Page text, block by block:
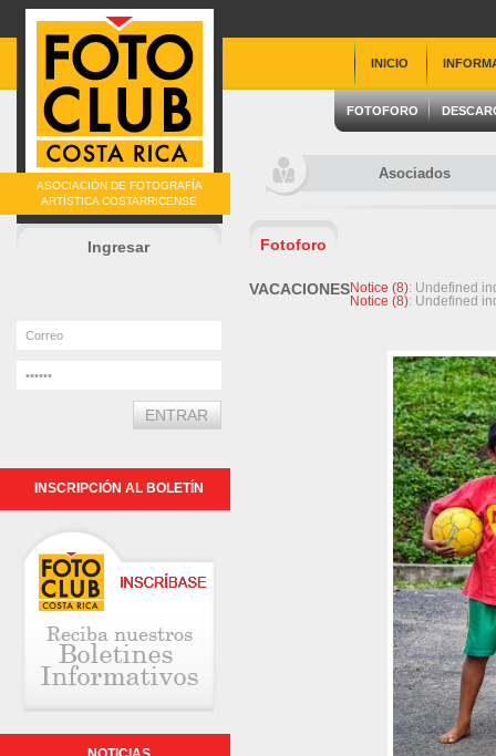
ASOCIACIÓN DE FOTOGRAFÍA
ARTÍSTICA COSTARRICENSE
INICIO
FOTOFORO
Ingresar
INSCRIPCIÓN AL BOLETÍN
Asociados
Fotoforo
VACACIONESNotice (8): Undefined
Notice (8): Undefined